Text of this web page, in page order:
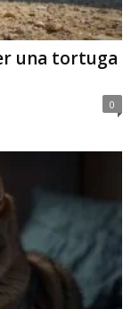
una tortuga
0